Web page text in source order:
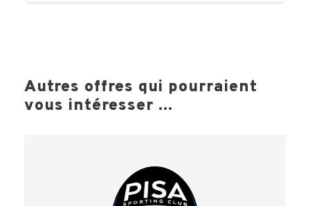
Autres offres qui pourraient
vous intéresser ...